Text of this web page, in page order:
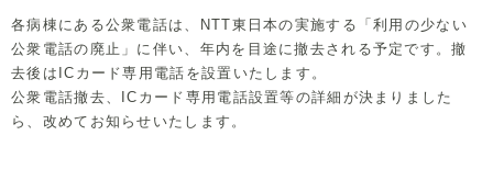
各病棟にある公衆電話は、NTT東日本の実施する「利用の少ない
公衆電話の廃止」に伴い、年内を目途に撤去される予定です。撤
去後はICカード専用電話を設置いたします。
公衆電話撤去、ICカード専用電話設置等の詳細が決まりました
ら、改めてお知らせいたします。